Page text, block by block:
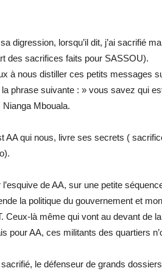
digression, lorsqu’il dit, j’ai sacrifié
des sacrifices faits pour SASSOU).
à nous distiller ces petits messages
phrase suivante : » vous savez qui
Mbouala.
AA qui nous, livre ses secrets (
de AA, sur une petite
la politique du gouvernement et
Ceux-là même qui vont au devant de
pour AA, ces militants des quartiers
le défenseur de grands